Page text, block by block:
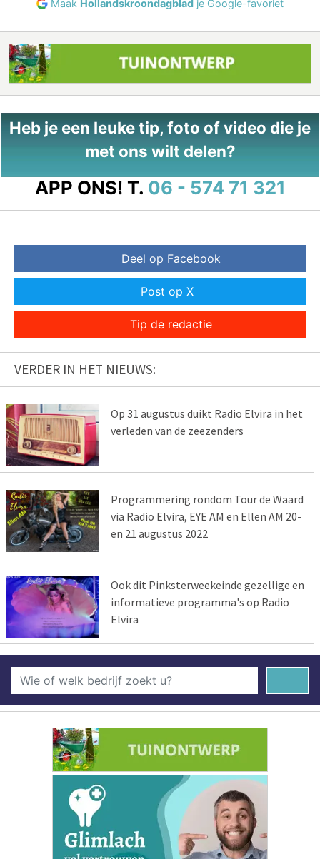
Maak Hollandskroondagblad je Google-favoriet
Heb je een leuke tip, foto of video die je
met ons wilt delen?
APP ONS! T. 06 - 574 71 321
Deel op Facebook
Post op X
Tip de redactie
VERDER IN HET NIEUWS:
Op 31 augustus duikt Radio Elvira in het
verleden van de zeezenders
Programmering rondom Tour de Waard
via Radio Elvira, EYE AM en Ellen AM 20-
en 21 augustus 2022
Ook dit Pinksterweekeinde gezellige en
informatieve programma's op Radio
Elvira